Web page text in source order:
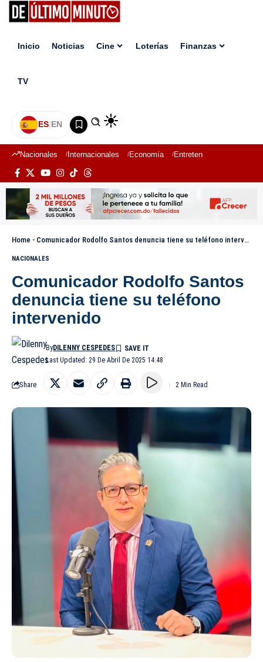
Inicio Noticias Cine Loterías Finanzas
TV
ES|EN
Nacionales Internacionales Economía Entretenimiento
Home - Comunicador Rodolfo Santos denuncia tiene su teléfono intervenido
NACIONALES
Comunicador Rodolfo Santos
denuncia tiene su teléfono
intervenido
Last Updated: 29 De Abril De 2025 14:48
ByDILENNY CESPEDES
Share 2 Min Read